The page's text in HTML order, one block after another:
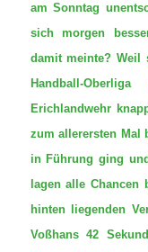
am Sonntag
sich morgen
damit meinte? Weil
Handball-
Erichlandwehr
zum allerersten Mal
in Führung ging
lagen alle
hinten liegenden
Voßhans 42